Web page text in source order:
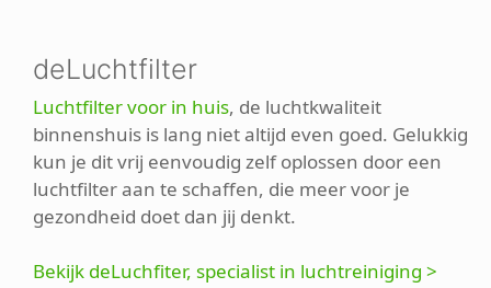
deLuchtfilter
Luchtfilter voor in huis, de luchtkwaliteit
binnenshuis is lang niet altijd even goed. Gelukkig
kun je dit vrij eenvoudig zelf oplossen door een
luchtfilter aan te schaffen, die meer voor je
gezondheid doet dan jij denkt.
Bekijk deLuchfiter, specialist in luchtreiniging >